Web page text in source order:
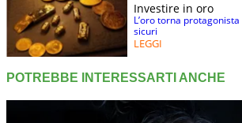
Investire in oro
L’oro torna
sicuri
LEGGI